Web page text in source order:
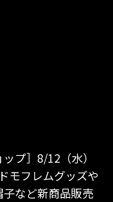
プ］8/12（水）
モフレムグッズや
など新商品販売